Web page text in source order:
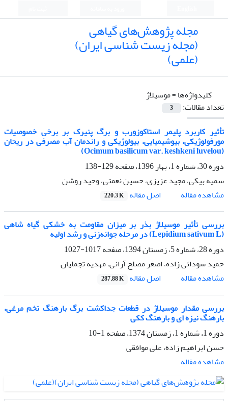
مجله پژوهش‌های گیاهی
(مجله زیست شناسی ایران)
(علمی)
کلیدواژه‌ها =موسیلاژ
تعداد مقالات:
3
تأثیر کاربرد پلیمر استاکوزورب و برگ پنیرک بر برخی خصوصیات
مورفولوژیکی، بیوشیمیایی، بیولوژیکی و راندمان آب مصرفی در ریحان
(Ocimum basilicum var. keshkeni luvelou)
دوره 30، شماره 1، بهار 1396، صفحه
129-138
سمیه بیکی، مجید عزیزی، حسین نعمتی، وحید روشن
مشاهده مقاله
اصل مقاله 220.3 K
بررسی تأثیر موسیلاژ بذر بر میزان مقاومت به خشکی گیاه شاهی
(Lepidium sativum L) در مرحله جوانه‌زنی و رشد اولیه
دوره 28، شماره 5، زمستان 1394، صفحه
1017-1027
حمید سودائی زاده، اصغر مصلح آرانی، مهدیه تجملیان
مشاهده مقاله
اصل مقاله 287.88 K
بررسی مقدار موسیلاژ در قطعات جداکشت برگ بارهنگ تخم مرغی،
بارهنگ نیزه ای و بارهنگ ککی
دوره 1، شماره 1، زمستان 1374، صفحه
1-10
حسن ابراهیم زاده، علی موافقی
مشاهده مقاله